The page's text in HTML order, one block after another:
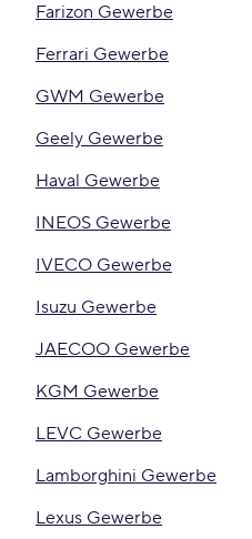
Farizon Gewerbe
Ferrari Gewerbe
GWM Gewerbe
Geely Gewerbe
Haval Gewerbe
INEOS Gewerbe
IVECO Gewerbe
Isuzu Gewerbe
JAECOO Gewerbe
KGM Gewerbe
LEVC Gewerbe
Lamborghini Gewerbe
Lexus Gewerbe